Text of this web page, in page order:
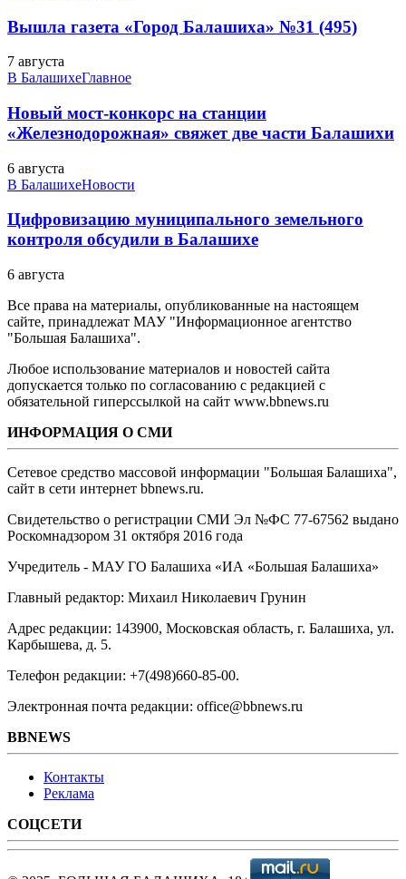
Вышла газета «Город Балашиха» №31 (495)
7 августа
В БалашихеГлавное
Новый мост-конкорс на станции
«Железнодорожная» свяжет две части Балашихи
6 августа
В БалашихеНовости
Цифровизацию муниципального земельного
контроля обсудили в Балашихе
6 августа
Все права на материалы, опубликованные на настоящем
сайте, принадлежат МАУ "Информационное агентство
"Большая Балашиха".
Любое использование материалов и новостей сайта
допускается только по согласованию с редакцией с
обязательной гиперссылкой на сайт www.bbnews.ru
ИНФОРМАЦИЯ О СМИ
Сетевое средство массовой информации "Большая Балашиха",
сайт в сети интернет bbnews.ru.
Свидетельство о регистрации СМИ Эл №ФС ‎77-67562 выдано
Роскомнадзором 31 октября 2016 года
Учредитель - МАУ ГО Балашиха «ИА «Большая Балашиха»
Главный редактор: Михаил Николаевич Грунин
Адрес редакции: 143900, Московская область, г. Балашиха, ул.
Карбышева, д. 5.
Телефон редакции: +7(498)660-85-00.
Электронная почта редакции: office@bbnews.ru
BBNEWS
Контакты
Реклама
СОЦСЕТИ